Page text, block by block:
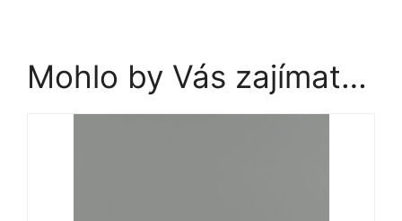
Mohlo by Vás zajímat…